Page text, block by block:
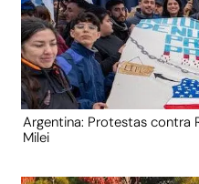
Argentina: Protestas contra
Milei